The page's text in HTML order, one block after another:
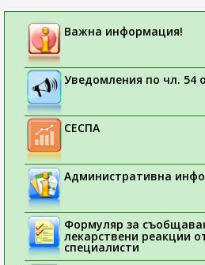
Важна информация!
Уведомления по чл. 54
СЕСПА
Административна
Формуляр за
лекарствени реакции
специалисти